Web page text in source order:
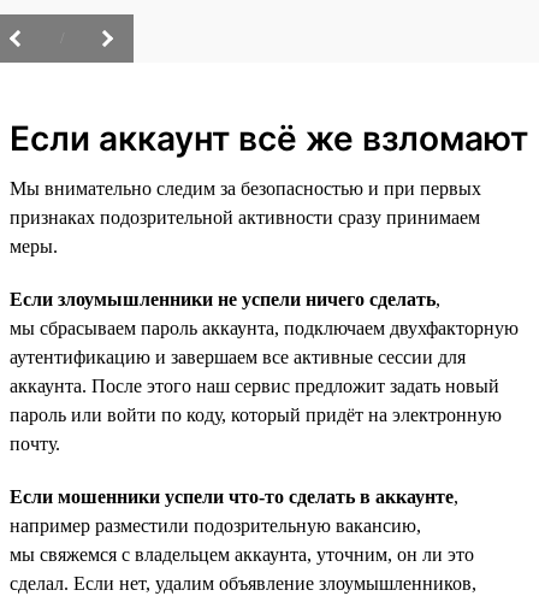
Если аккаунт всё же взломают
Мы внимательно следим за безопасностью и при первых
признаках подозрительной активности сразу принимаем
меры.
Если злоумышленники не успели ничего сделать,
мы сбрасываем пароль аккаунта, подключаем двухфакторную
аутентификацию и завершаем все активные сессии для
аккаунта. После этого наш сервис предложит задать новый
пароль или войти по коду, который придёт на электронную
почту.
Если мошенники успели что-то сделать в аккаунте,
например разместили подозрительную вакансию,
мы свяжемся с владельцем аккаунта, уточним, он ли это
сделал. Если нет, удалим объявление злоумышленников,